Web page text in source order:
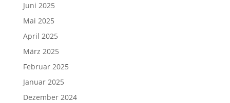
Juni 2025
Mai 2025
April 2025
März 2025
Februar 2025
Januar 2025
Dezember 2024